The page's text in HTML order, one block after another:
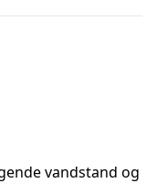
vandstand og